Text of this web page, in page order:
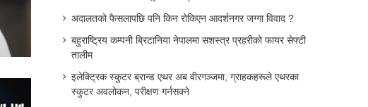
अदालतको फैसलापछि पनि किन रोकिएन आदर्शनगर जग्गा विवाद ?
बहुराष्ट्रिय कम्पनी ब्रिटानिया नेपालमा सशस्त्र प्रहरीको फायर सेफ्टी
तालीम
इलेक्ट्रिक स्कुटर ब्रान्ड एथर अब वीरगञ्जमा, ग्राहकहरूले एथरका
स्कुटर अवलोकन, परीक्षण गर्नसक्ने